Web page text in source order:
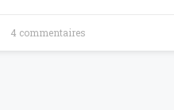
4 commentaires